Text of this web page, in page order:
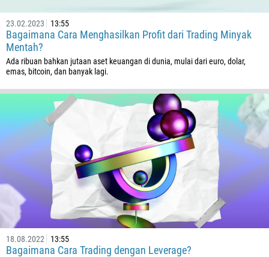
23.02.2023 13:55
Bagaimana Cara Menghasilkan Profit dari Trading Minyak
Mentah?
Ada ribuan bahkan jutaan aset keuangan di dunia, mulai dari euro, dolar,
emas, bitcoin, dan banyak lagi.
18.08.2022 13:55
Bagaimana Cara Trading dengan Leverage?